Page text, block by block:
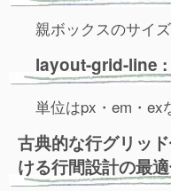
親ボックスのサイ
layout-grid-line :
単位はpx・em・ex
古典的な行グリッ
ける行間設計の最